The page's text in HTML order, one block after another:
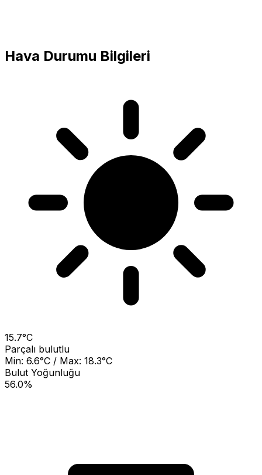
Hava Durumu Bilgileri
15.7°C
Parçalı bulutlu
Min: 6.6°C / Max: 18.3°C
Bulut Yoğunluğu
56.0%